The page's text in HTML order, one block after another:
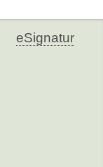
eSignatur